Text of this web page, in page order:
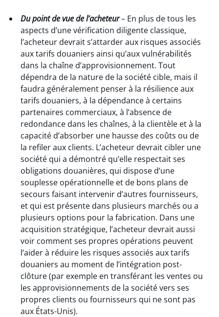
Du point de vue de l’acheteur– En plus de tous les
aspects d’une vérification diligente classique,
l’acheteur devrait s’attarder aux risques associés
aux tarifs douaniers ainsi qu’aux vulnérabilités
dans la chaîne d’approvisionnement. Tout
dépendra de la nature de la société cible, mais il
faudra généralement penser à la résilience aux
tarifs douaniers, à la dépendance à certains
partenaires commerciaux, à l’absence de
redondance dans les chaînes, à la clientèle et à la
capacité d’absorber une hausse des coûts ou de
la refiler aux clients. L’acheteur devrait cibler une
société qui a démontré qu’elle respectait ses
obligations douanières, qui dispose d’une
souplesse opérationnelle et de bons plans de
secours faisant intervenir d’autres fournisseurs,
et qui est présente dans plusieurs marchés ou a
plusieurs options pour la fabrication. Dans une
acquisition stratégique, l’acheteur devrait aussi
voir comment ses propres opérations peuvent
l’aider à réduire les risques associés aux tarifs
douaniers au moment de l’intégration post-
clôture (par exemple en transférant les ventes ou
les approvisionnements de la société vers ses
propres clients ou fournisseurs qui ne sont pas
aux États-Unis).